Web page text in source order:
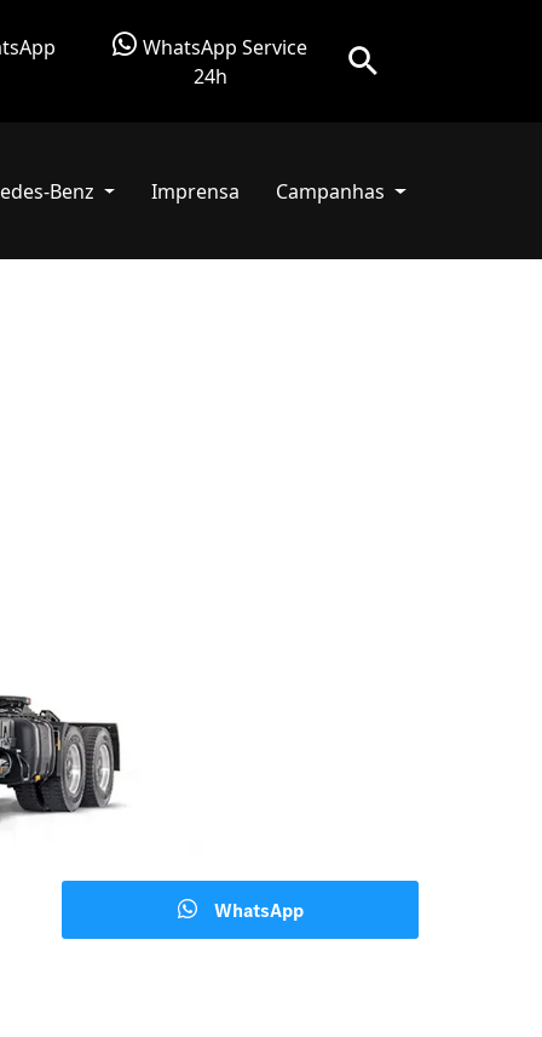
WhatsApp Service
24h
Benz Imprensa Campanhas
WhatsApp